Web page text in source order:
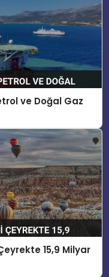
ve Doğal Gaz
15,9 Milyar